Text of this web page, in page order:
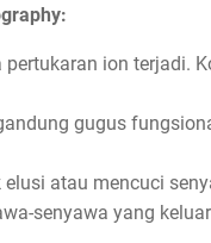
ion terjadi.
gugus
atau mencuci
senyawa yang